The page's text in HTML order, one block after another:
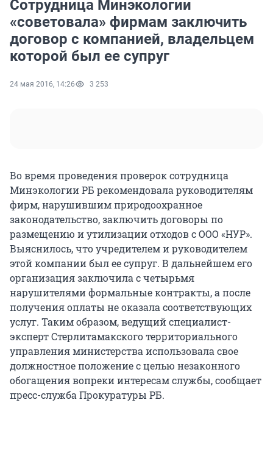
Сотрудница Минэкологии
«советовала» фирмам заключить
договор с компанией, владельцем
которой был ее супруг
24 мая 2016, 14:26 3 253
Во время проведения проверок сотрудница
Минэкологии РБ рекомендовала руководителям
фирм, нарушившим природоохранное
законодательство, заключить договоры по
размещению и утилизации отходов с ООО «НУР».
Выяснилось, что учредителем и руководителем
этой компании был ее супруг. В дальнейшем его
организация заключила с четырьмя
нарушителями формальные контракты, а после
получения оплаты не оказала соответствующих
услуг. Таким образом, ведущий специалист-
эксперт Стерлитамакского территориального
управления министерства использовала свое
должностное положение с целью незаконного
обогащения вопреки интересам службы, сообщает
пресс-служба Прокуратуры РБ.